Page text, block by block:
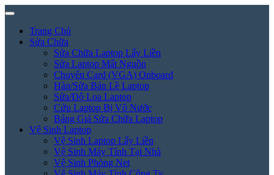
Trang Chủ
Sửa Chữa
Sửa Chữa Laptop Lấy Liền
Sửa Laptop Mất Nguồn
Chuyển Card (VGA) Onboard
Hàn/Sửa Bản Lề Laptop
Sửa/Độ Loa Laptop
Cứu Laptop Bị Vô Nước
Bảng Giá Sửa Chữa Laptop
Vệ Sinh Laptop
Vệ Sinh Laptop Lấy Liền
Vệ Sinh Máy Tính Tại Nhà
Vệ Sinh Phòng Net